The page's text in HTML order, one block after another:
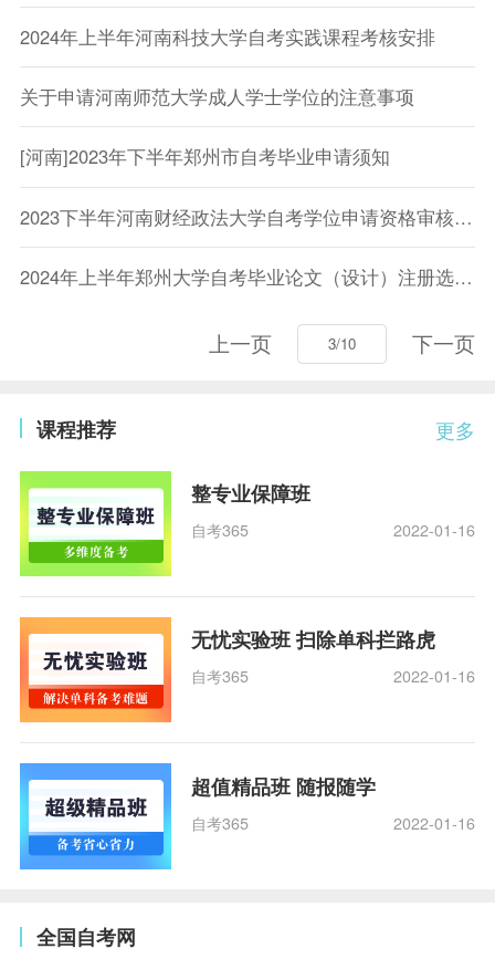
2024年上半年河南科技大学自考实践课程考核安排
关于申请河南师范大学成人学士学位的注意事项
[河南]2023年下半年郑州市自考毕业申请须知
2023下半年河南财经政法大学自考学位申请资格审核结果和信息采集查询通知
2024年上半年郑州大学自考毕业论文（设计）注册选题通知
上一页 下一页
更多
课程推荐
整专业保障班
自考365 2022-01-16
无忧实验班 扫除单科拦路虎
自考365 2022-01-16
超值精品班 随报随学
自考365 2022-01-16
全国自考网